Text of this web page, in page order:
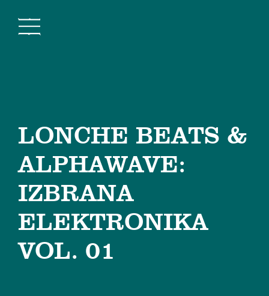
LONCHE BEATS &
ALPHAWAVE:
IZBRANA
ELEKTRONIKA
VOL. 01